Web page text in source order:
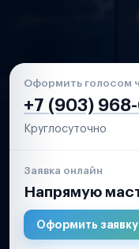
Оформить голосом
+7 (903)
Круглосуточно
Заявка онлайн
Напрямую
Оформить заявку